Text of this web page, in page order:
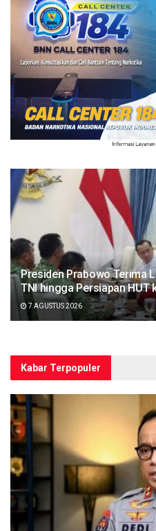
Presiden Prabowo Terima
TNI hingga Persiapan HUT
7 AGUSTUS 2026
Kabar Terpopuler